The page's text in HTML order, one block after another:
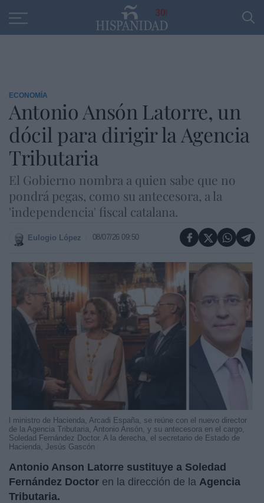
30
ECONOMÍA
Antonio Ansón Latorre, un
dócil para dirigir la Agencia
Tributaria
El Gobierno nombra a quien sabe que no
pondrá pegas, como su antecesora, a la
'independencia' fiscal catalana.
Eulogio López 08/07/26 09:50
l ministro de Hacienda, Arcadi España, se reúne con el nuevo director
de la Agencia Tributaria, Antonio Ansón, y su antecesora en el cargo,
Soledad Fernández Doctor. A la derecha, el secretario de Estado de
Hacienda, Jesús Gascón
Antonio Anson Latorre sustituye a Soledad
Fernández Doctor en la dirección de la Agencia
Tributaria.